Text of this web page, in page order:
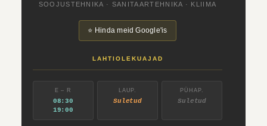
SOOJUSTEHNIKA · SANITAARTEHNIKA · KLIIMA
⭐ Hinda meid Google'is
LAHTIOLEKUAJAD
E – R
08:30
19:00
LAUP.
Suletud
PÜHAP.
Suletud